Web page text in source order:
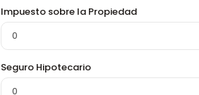
Impuesto sobre la Propiedad
Seguro Hipotecario